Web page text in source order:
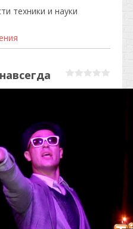
техники и науки